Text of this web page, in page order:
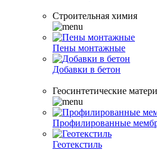
Строительная химия
Пены монтажные
Добавки в бетон
Геосинтетические
Профилированные
Геотекстиль